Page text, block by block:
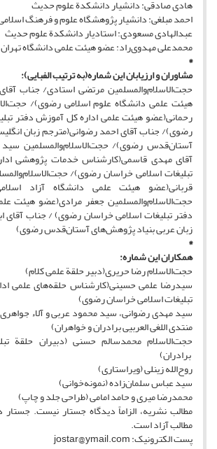
هادی صادقی: دانشیار دانشکدة علوم حدیث
احمد مبلغی: دانشیار پژوهشگاه علوم و فرهنگ
عبدالهادی مسعودی: استادیار دانشکدة علوم حدیث
محمدعلی مهدوی‌راد: عضو هیئت علمی دانشگاه
*
مشاوران و ارزیابان این شماره(به ترتیب الفبایی):
حجت‌الاسلام‌والمسلمین مرتضی استادی/ جناب
هیئت علمی دانشگاه علوم اسلامی رضوی)/
رحمانی(عضو هیئت علمی اداره کل آموزش دفتر
رضوی)/ جناب آقای احمد رضوانی(مترجم زبان
آستان‌قدس رضوی)/ حجت‌الاسلام‌والمسلمین
آقای مهدی قاسمی(کارشناس خدمات پژوهشی
تبلیغات اسلامی خراسان رضوی)/
قربانی(عضو هیئت علمی دانشگاه آزاد
حجت‌الاسلام‌والمسلمین جعفر مرادی(عضو هیئت
دفتر تبلیغات اسلامی خراسان رضوی) / جناب آقای
زبان عربی بنیاد پژوهش‌های آستان‌قدس رضوی)
*
همکاران این شماره:
حجت‌الاسلام‌ رضا حریری(دبیر حلقة علمی کلام)
سیدرضا علمی حسینی(کارشناس حلقه‌های علمی
تبلیغات اسلامی خراسان رضوی)
سید مهدی رضوانی، سید محمود عربی و آلاء جواهری
منتدی اللغى العربیى برادران و خواهران)
حجت‌الاسلام‌ محمدسالم حسنی (دبیران حلقة
برادران)
روح‌الله زینلی (ویراستاری)
سید عباس سلمان‌زاده (نمونه‌خوانی)
محمدرضا میری و حامد امامی (طراحی جلد و چاپ)
مطالب نشریه، الزاماً دیدگاه جستار نیست.
مطالب آزاد است.
پست الکترونیک: jostar@ymail.com